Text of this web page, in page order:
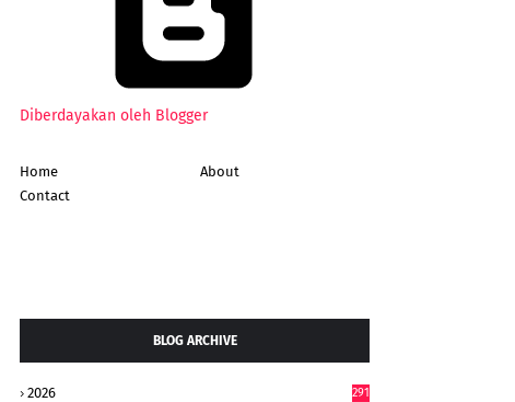
Diberdayakan oleh Blogger
Home
About
Contact
BLOG ARCHIVE
2026 291